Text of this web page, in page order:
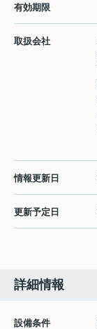
有効期限
取扱会社
情報更新日
更新予定日
詳細情報
設備条件